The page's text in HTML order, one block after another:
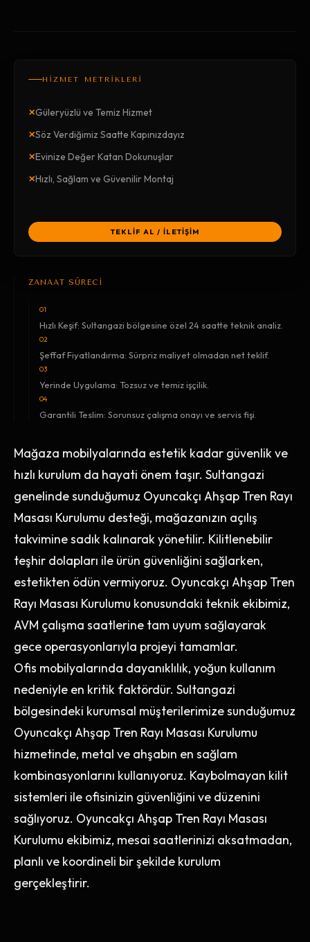
HİZMET METRİKLERİ
×Güleryüzlü ve Temiz Hizmet
×Söz Verdiğimiz Saatte Kapınızdayız
×Evinize Değer Katan Dokunuşlar
×Hızlı, Sağlam ve Güvenilir Montaj
TEKLİF AL / İLETİŞİM
ZANAAT SÜRECİ
01
Hızlı Keşif: Sultangazi bölgesine özel 24 saatte teknik analiz.
02
Şeffaf Fiyatlandırma: Sürpriz maliyet olmadan net teklif.
03
Yerinde Uygulama: Tozsuz ve temiz işçilik.
04
Garantili Teslim: Sorunsuz çalışma onayı ve servis fişi.
Mağaza mobilyalarında estetik kadar güvenlik ve
hızlı kurulum da hayati önem taşır. Sultangazi
genelinde sunduğumuz Oyuncakçı Ahşap Tren Rayı
Masası Kurulumu desteği, mağazanızın açılış
takvimine sadık kalınarak yönetilir. Kilitlenebilir
teşhir dolapları ile ürün güvenliğini sağlarken,
estetikten ödün vermiyoruz. Oyuncakçı Ahşap Tren
Rayı Masası Kurulumu konusundaki teknik ekibimiz,
AVM çalışma saatlerine tam uyum sağlayarak
gece operasyonlarıyla projeyi tamamlar.
Ofis mobilyalarında dayanıklılık, yoğun kullanım
nedeniyle en kritik faktördür. Sultangazi
bölgesindeki kurumsal müşterilerimize sunduğumuz
Oyuncakçı Ahşap Tren Rayı Masası Kurulumu
hizmetinde, metal ve ahşabın en sağlam
kombinasyonlarını kullanıyoruz. Kaybolmayan kilit
sistemleri ile ofisinizin güvenliğini ve düzenini
sağlıyoruz. Oyuncakçı Ahşap Tren Rayı Masası
Kurulumu ekibimiz, mesai saatlerinizi aksatmadan,
planlı ve koordineli bir şekilde kurulum
gerçekleştirir.